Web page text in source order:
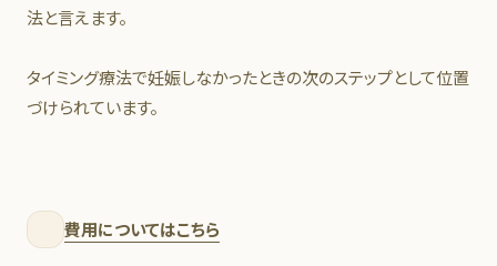
自己血小板由来成分濃縮物(PFC-FD)
法と言えます。
タイミング療法で妊娠しなかったときの次のステップとして位置
づけられています。
費用についてはこちら